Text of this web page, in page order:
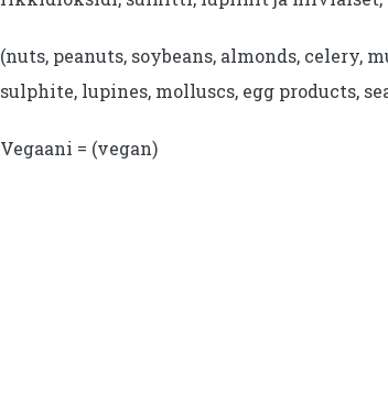
(nuts, peanuts, soybeans, almonds, celery,
sulphite, lupines, molluscs, egg products,
Vegaani = (vegan)